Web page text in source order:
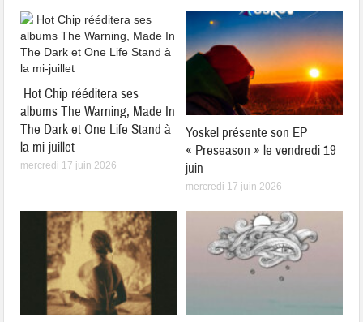
Hot Chip rééditera ses
albums The Warning, Made In
The Dark et One Life Stand à
la mi-juillet
mercredi 17 juin 2026
Yoskel présente son EP
« Preseason » le vendredi 19
juin
mercredi 17 juin 2026